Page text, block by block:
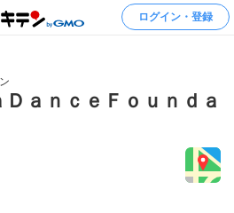
ログイン・登録
ａｎｃｅＦｏｕｎｄａ